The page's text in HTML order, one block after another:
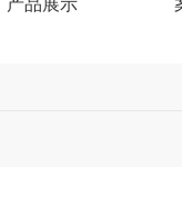
产品展示